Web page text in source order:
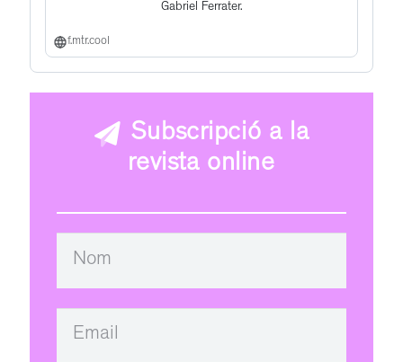
Gabriel Ferrater.
f.mtr.cool
Subscripció a la
revista online